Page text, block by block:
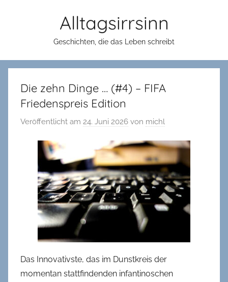
Alltagsirrsinn
Geschichten, die das Leben schreibt
Die zehn Dinge … (#4) – FIFA
Friedenspreis Edition
Veröffentlicht am 24. Juni 2026 von michl
Das Innovativste, das im Dunstkreis der
momentan stattfindenden infantinoschen